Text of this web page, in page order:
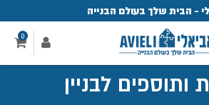
- הבית שלך בעולם הבנייה
0
ותוספים לבניין